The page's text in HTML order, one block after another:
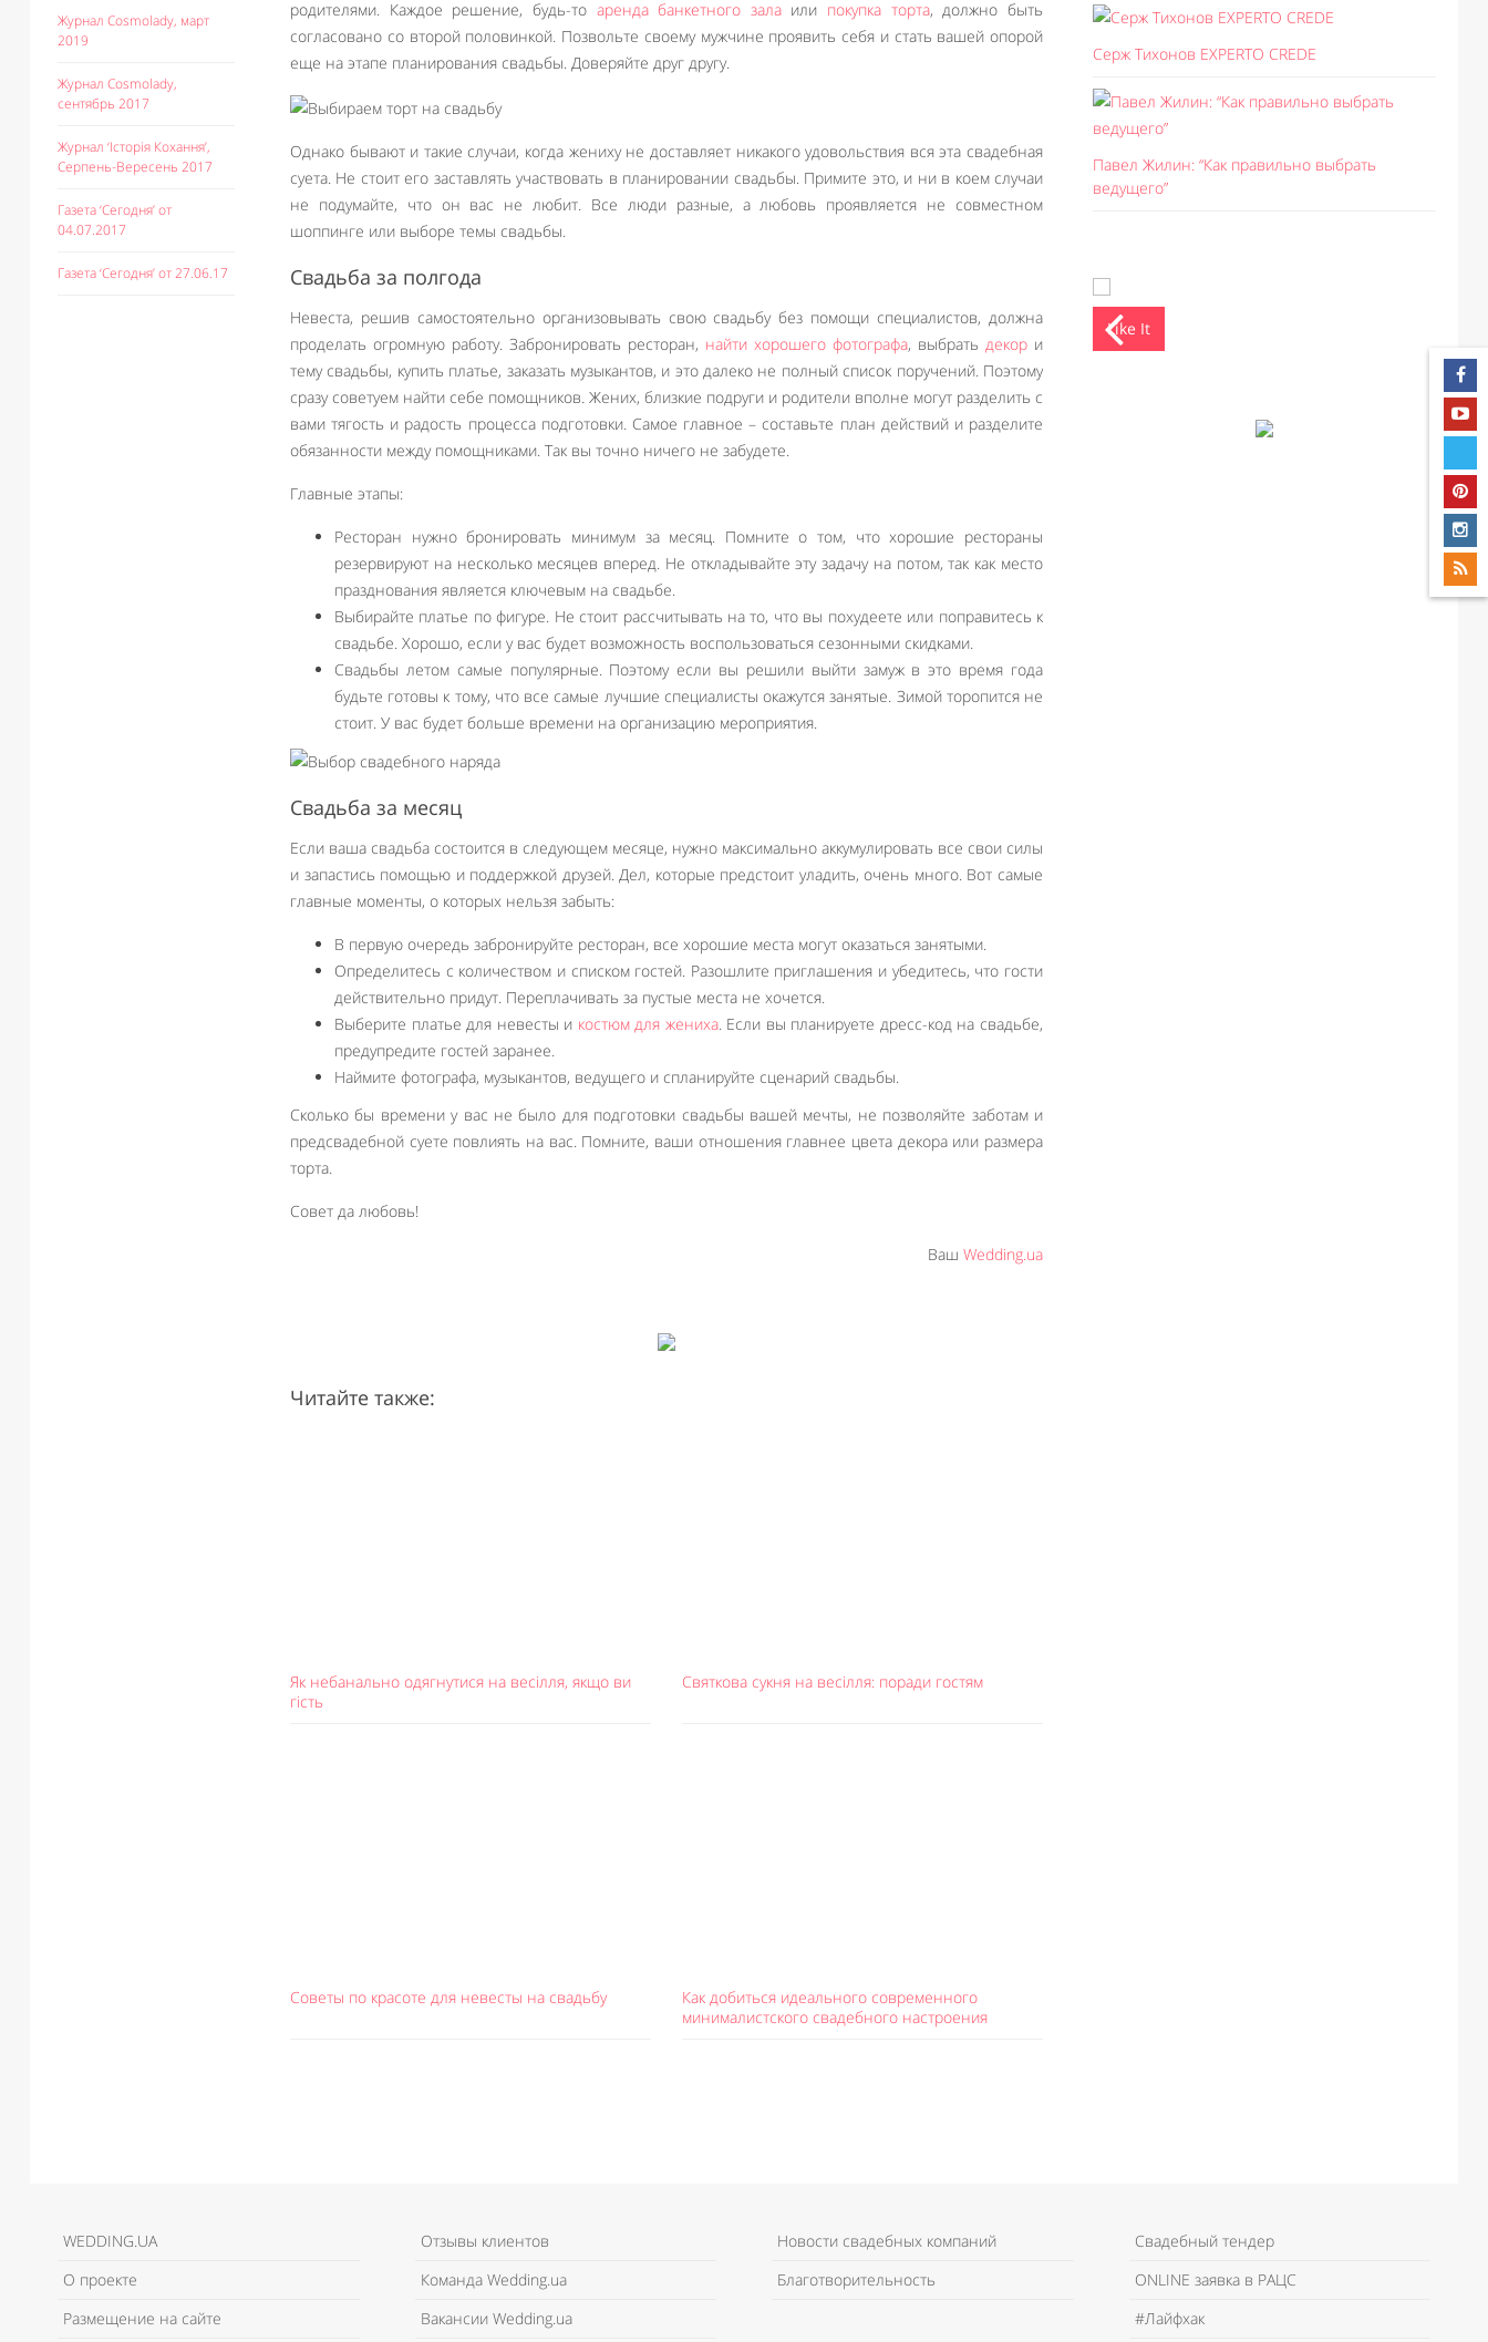
Журнал Cosmolady, март
2019
Журнал Cosmolady,
сентябрь 2017
Журнал ‘Історія Кохання’,
Серпень-Вересень 2017
Газета ‘Сегодня’ от
04.07.2017
Газета ‘Сегодня’ от 27.06.17
родителями. Каждое решение, будь-то аренда банкетного залаили покупка торта, должно быть
согласовано со второй половинкой. Позвольте своему мужчине проявить себя и стать вашей опорой
еще на этапе планирования свадьбы. Доверяйте друг другу.
Однако бывают и такие случаи, когда жениху не доставляет никакого удовольствия вся эта свадебная
суета. Не стоит его заставлять участвовать в планировании свадьбы. Примите это, и ни в коем случаи
не подумайте, что он вас не любит. Все люди разные, а любовь проявляется не совместном
шоппинге или выборе темы свадьбы.
Свадьба за полгода
Невеста, решив самостоятельно организовывать свою свадьбу без помощи специалистов, должна
проделать огромную работу. Забронировать ресторан, найти хорошего фотографа, выбрать декор и
тему свадьбы, купить платье, заказать музыкантов, и это далеко не полный список поручений. Поэтому
сразу советуем найти себе помощников. Жених, близкие подруги и родители вполне могут разделить с
вами тягость и радость процесса подготовки. Самое главное – составьте план действий и разделите
обязанности между помощниками. Так вы точно ничего не забудете.
Главные этапы:
Ресторан нужно бронировать минимум за месяц. Помните о том, что хорошие рестораны
резервируют на несколько месяцев вперед. Не откладывайте эту задачу на потом, так как место
празднования является ключевым на свадьбе.
Выбирайте платье по фигуре. Не стоит рассчитывать на то, что вы похудеете или поправитесь к
свадьбе. Хорошо, если у вас будет возможность воспользоваться сезонными скидками.
Свадьбы летом самые популярные. Поэтому если вы решили выйти замуж в это время года
будьте готовы к тому, что все самые лучшие специалисты окажутся занятые. Зимой торопится не
стоит. У вас будет больше времени на организацию мероприятия.
Свадьба за месяц
Если ваша свадьба состоится в следующем месяце, нужно максимально аккумулировать все свои силы
и запастись помощью и поддержкой друзей. Дел, которые предстоит уладить, очень много. Вот самые
главные моменты, о которых нельзя забыть:
В первую очередь забронируйте ресторан, все хорошие места могут оказаться занятыми.
Определитесь с количеством и списком гостей. Разошлите приглашения и убедитесь, что гости
действительно придут. Переплачивать за пустые места не хочется.
Выберите платье для невесты и костюм для жениха. Если вы планируете дресс-код на свадьбе,
предупредите гостей заранее.
Наймите фотографа, музыкантов, ведущего и спланируйте сценарий свадьбы.
Сколько бы времени у вас не было для подготовки свадьбы вашей мечты, не позволяйте заботам и
предсвадебной суете повлиять на вас. Помните, ваши отношения главнее цвета декора или размера
торта.
Совет да любовь!
Ваш Wedding.ua
Читайте также:
Як небанально одягнутися на весілля, якщо ви
гість
Святкова сукня на весілля: поради гостям
Советы по красоте для невесты на свадьбу
Как добиться идеального современного
минималистского свадебного настроения
Серж Тихонов EXPERTO CREDE
Павел Жилин: “Как правильно выбрать
ведущего”
Like It Like It
WEDDING.UA
О проекте
Размещение на сайте
Отзывы клиентов
Команда Wedding.ua
Вакансии Wedding.ua
Новости свадебных компаний
Благотворительность
Свадебный тендер
ONLINE заявка в РАЦС
#Лайфхак